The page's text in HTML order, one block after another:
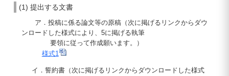
(1) 提出する文書
ア．投稿に係る論文等の原稿（次に掲げるリンクからダウ
ンロードした様式により、5に掲げる執筆
要領に従って作成願います。）
様式1
イ．誓約書（次に掲げるリンクからダウンロードした様式